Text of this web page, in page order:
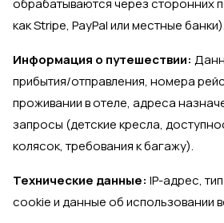
обрабатываются через сторонних
как Stripe, PayPal или местные банки).
Информация о путешествии:
прибытия/отправления, номера
проживании в отеле, адреса
запросы (детские кресла,
колясок, требования к багажу).
Технические данные: IP-адрес,
cookie и данные об использовании